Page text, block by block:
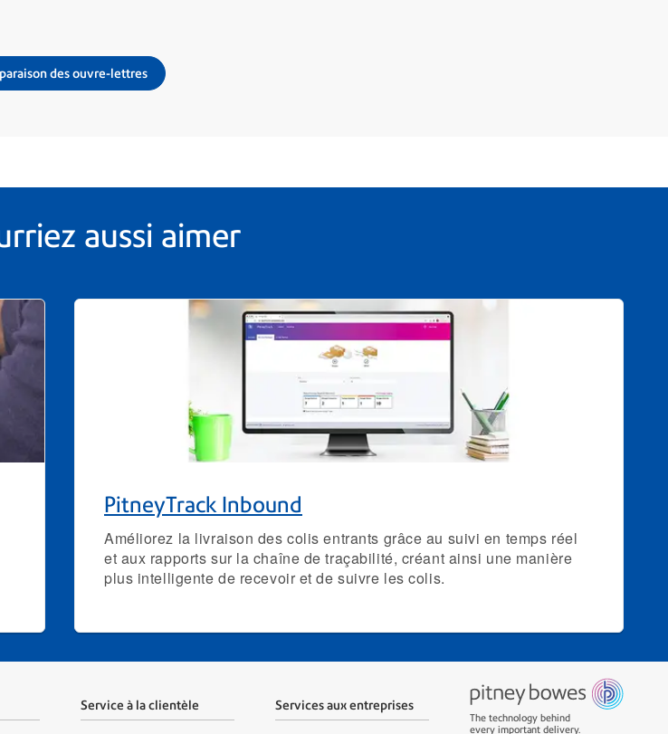
des ouvre-lettres
aussi aimer
PitneyTrack Inbound
Améliorez la livraison des colis entrants grâce au suivi en temps réel
et aux rapports sur la chaîne de traçabilité, créant ainsi une manière
plus intelligente de recevoir et de suivre les colis.
Service à la clientèle Services aux entreprises
The technology behind
every important delivery.